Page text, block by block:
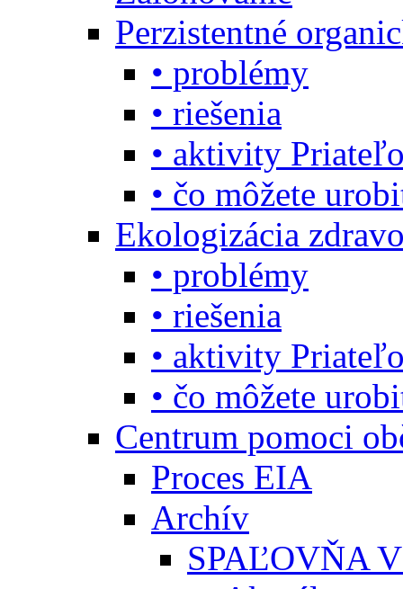
Perzistentné
• problémy
• riešenia
• aktivity
• čo môžete
Ekologizácia
• problémy
• riešenia
• aktivity
• čo môžete
Centrum pomoci
Proces EIA
Archív
SPAĽOVŇA